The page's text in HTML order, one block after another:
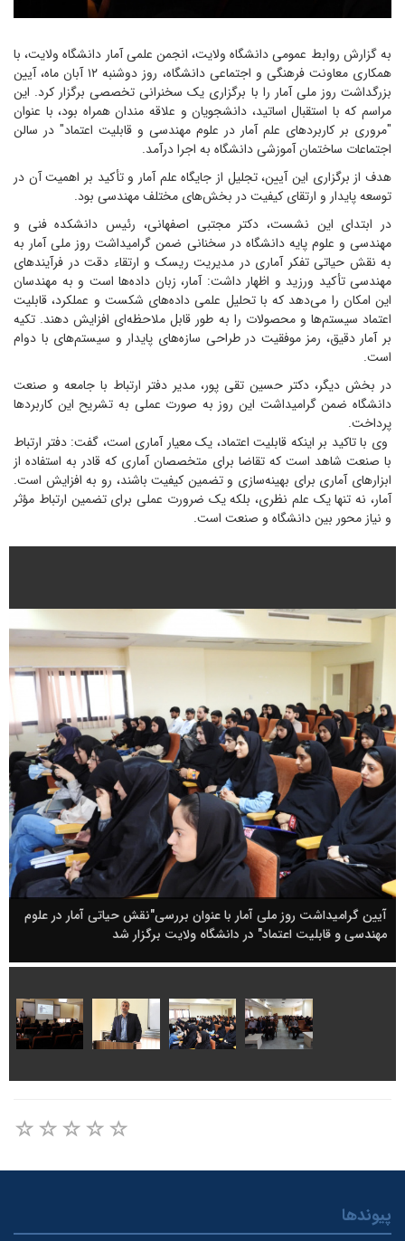
به گزارش روابط عمومی دانشگاه ولایت، انجمن علمی آمار دانشگاه ولایت، با
همکاری معاونت فرهنگی و اجتماعی دانشگاه، روز دوشنبه ۱۲ آبان ماه، آیین
بزرگداشت روز ملی آمار را با برگزاری یک سخنرانی تخصصی برگزار کرد. این
مراسم که با استقبال اساتید، دانشجویان و علاقه مندان همراه بود، با عنوان
"مروری بر کاربردهای علم آمار در علوم مهندسی و قابلیت اعتماد" در سالن
اجتماعات ساختمان آموزشی دانشگاه به اجرا درآمد.
هدف از برگزاری این آیین، تجلیل از جایگاه علم آمار و تأکید بر اهمیت آن در
توسعه پایدار و ارتقای کیفیت در بخش‌های مختلف مهندسی بود.
در ابتدای این نشست، دکتر مجتبی اصفهانی، رئیس دانشکده فنی و
مهندسی و علوم پایه دانشگاه در سخنانی ضمن گرامیداشت روز ملی آمار به
به نقش حیاتی تفکر آماری در مدیریت ریسک و ارتقاء دقت در فرآیندهای
مهندسی تأکید ورزید و اظهار داشت: آمار، زبان داده‌ها است و به مهندسان
این امکان را می‌دهد که با تحلیل علمی داده‌های شکست و عملکرد، قابلیت
اعتماد سیستم‌ها و محصولات را به طور قابل ملاحظه‌ای افزایش دهند. تکیه
بر آمار دقیق، رمز موفقیت در طراحی سازه‌های پایدار و سیستم‌های با دوام
است.
در بخش دیگر، دکتر حسین تقی پور، مدیر دفتر ارتباط با جامعه و صنعت
دانشگاه ضمن گرامیداشت این روز به صورت عملی به تشریح این کاربردها
پرداخت.
وی با تاکید بر اینکه قابلیت اعتماد، یک معیار آماری است، گفت: دفتر ارتباط
با صنعت شاهد است که تقاضا برای متخصصان آماری که قادر به استفاده از
ابزارهای آماری برای بهینه‌سازی و تضمین کیفیت باشند، رو به افزایش است.
آمار، نه تنها یک علم نظری، بلکه یک ضرورت عملی برای تضمین ارتباط مؤثر
و نیاز محور بین دانشگاه و صنعت است.
آیین گرامیداشت روز ملی آمار با عنوان بررسی"نقش حیاتی آمار در علوم
مهندسی و قابلیت اعتماد" در دانشگاه ولایت برگزار شد
پیوندها